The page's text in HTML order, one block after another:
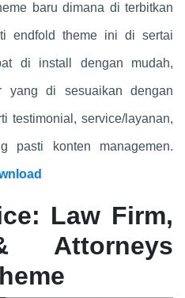
baru dimana di terbitkan
endfold theme ini di sertai
di install dengan mudah,
yang di sesuaikan dengan
testimonial, service/layanan,
pasti konten managemen.
Law Firm,
Attorneys